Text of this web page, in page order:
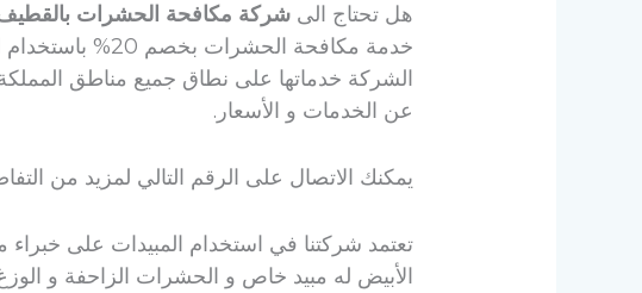
هل تحتاج الىشركة مكافحة الحشرات
خدمة مكافحة
الشركة خدماتها على نطاق جميع مناطق
عن الخدمات و الأسعار.
يمكنك الاتصال على الرقم التالي لمزيد من
تعتمد شركتنا في استخدام المبيدات على
الأبيض له مبيد خاص و الحشرات الزاحفة و